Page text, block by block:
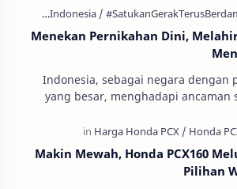
Menekan Pernikahan Dini,
Indonesia, sebagai negara dengan
yang besar, menghadapi ancaman
Makin Mewah, Honda PCX160
Pilihan